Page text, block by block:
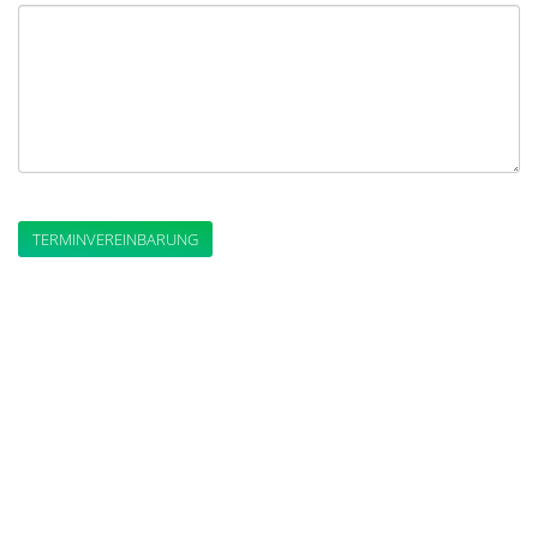
TERMINVEREINBARUNG